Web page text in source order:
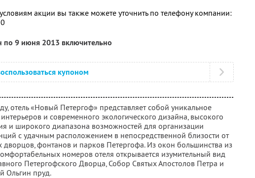
акции вы также можете уточнить по телефону компании:
по 9 июня 2013 включительно
купоном
отель «Новый Петергоф» представляет собой уникальное
и современного экологического дизайна, высокого
и широкого диапазона возможностей для организации
с удачным расположением в непосредственной близости от
дворцов, фонтанов и парков Петергофа. Из окон большинства из
номеров отеля открывается изумительный вид
Петергофского Дворца, Собор Святых Апостолов Петра и
Ольгин пруд.